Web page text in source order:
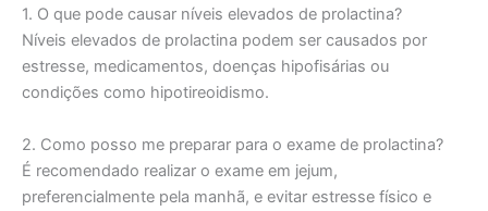
1. O que pode causar níveis elevados de prolactina?
Níveis elevados de prolactina podem ser causados por
estresse, medicamentos, doenças hipofisárias ou
condições como hipotireoidismo.
2. Como posso me preparar para o exame de prolactina?
É recomendado realizar o exame em jejum,
preferencialmente pela manhã, e evitar estresse físico e